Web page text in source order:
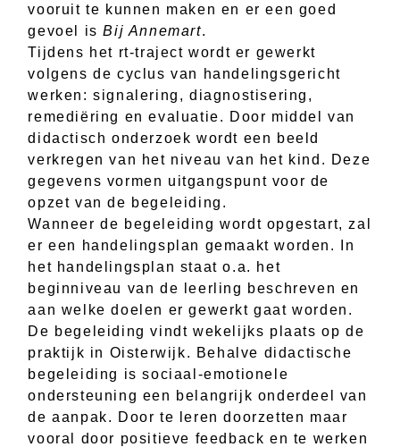
vooruit te kunnen maken en er een goed
gevoel isBij Annemart.
Tijdens het rt-traject wordt er gewerkt
volgens de cyclus van handelingsgericht
werken: signalering, diagnostisering,
remediëring en evaluatie. Door middel van
didactisch onderzoek wordt een beeld
verkregen van het niveau van het kind. Deze
gegevens vormen uitgangspunt voor de
opzet van de begeleiding.
Wanneer de begeleiding wordt opgestart, zal
er een handelingsplan gemaakt worden. In
het handelingsplan staat o.a. het
beginniveau van de leerling beschreven en
aan welke doelen er gewerkt gaat worden.
De begeleiding vindt wekelijks plaats op de
praktijk in Oisterwijk. Behalve didactische
begeleiding is sociaal-emotionele
ondersteuning een belangrijk onderdeel van
de aanpak. Door te leren doorzetten maar
vooral door positieve feedback en te werken